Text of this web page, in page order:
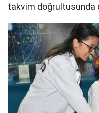
takvim doğrultusunda